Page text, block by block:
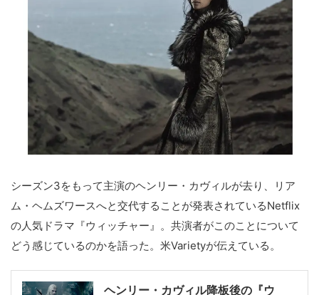
シーズン3をもって主演のヘンリー・カヴィルが去り、リア
ム・ヘムズワースへと交代することが発表されているNetflix
の人気ドラマ『ウィッチャー』。共演者がこのことについて
どう感じているのかを語った。米Varietyが伝えている。
ヘンリー・カヴィル降板後の『ウ